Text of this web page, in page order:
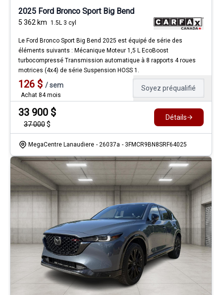
2025 Ford Bronco Sport Big Bend
5 362 km 1.5L 3 cyl
Le Ford Bronco Sport Big Bend 2025 est équipé de série des
éléments suivants : Mécanique Moteur 1,5 L EcoBoost
turbocompressé Transmission automatique à 8 rapports 4 roues
motrices (4x4) de série Suspension HOSS 1.
126 $ /sem
Achat 84 mois
Soyez préqualifié
33 900 $
37 000$
Détails
MegaCentre Lanaudiere - 26037a - 3FMCR9BN8SRF64025